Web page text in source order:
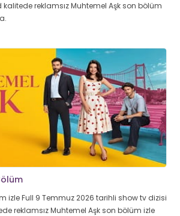
reklamsız Muhtemel Aşk son bölüm
izle Full 9 Temmuz 2026 tarihli show tv dizisi
reklamsız Muhtemel Aşk son bölüm izle